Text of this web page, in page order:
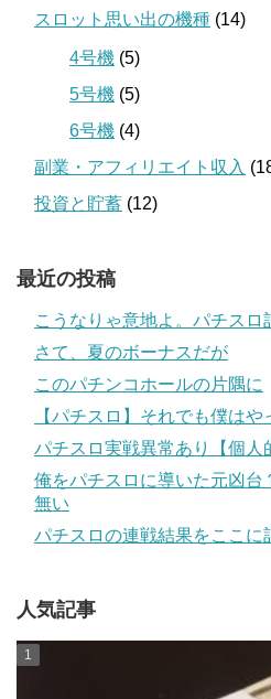
スロット思い出の機種 (14)
4号機 (5)
5号機 (5)
6号機 (4)
副業・アフィリエイト収入
投資と貯蓄 (12)
最近の投稿
こうなりゃ意地よ。パチスロ
さて、夏のボーナスだが
このパチンコホールの片隅に
【パチスロ】それでも僕はや
パチスロ実戦異常あり【個人
俺をパチスロに導いた元凶台
無い
パチスロの連戦結果をここに
人気記事